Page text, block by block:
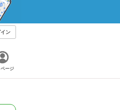
イン
ージ